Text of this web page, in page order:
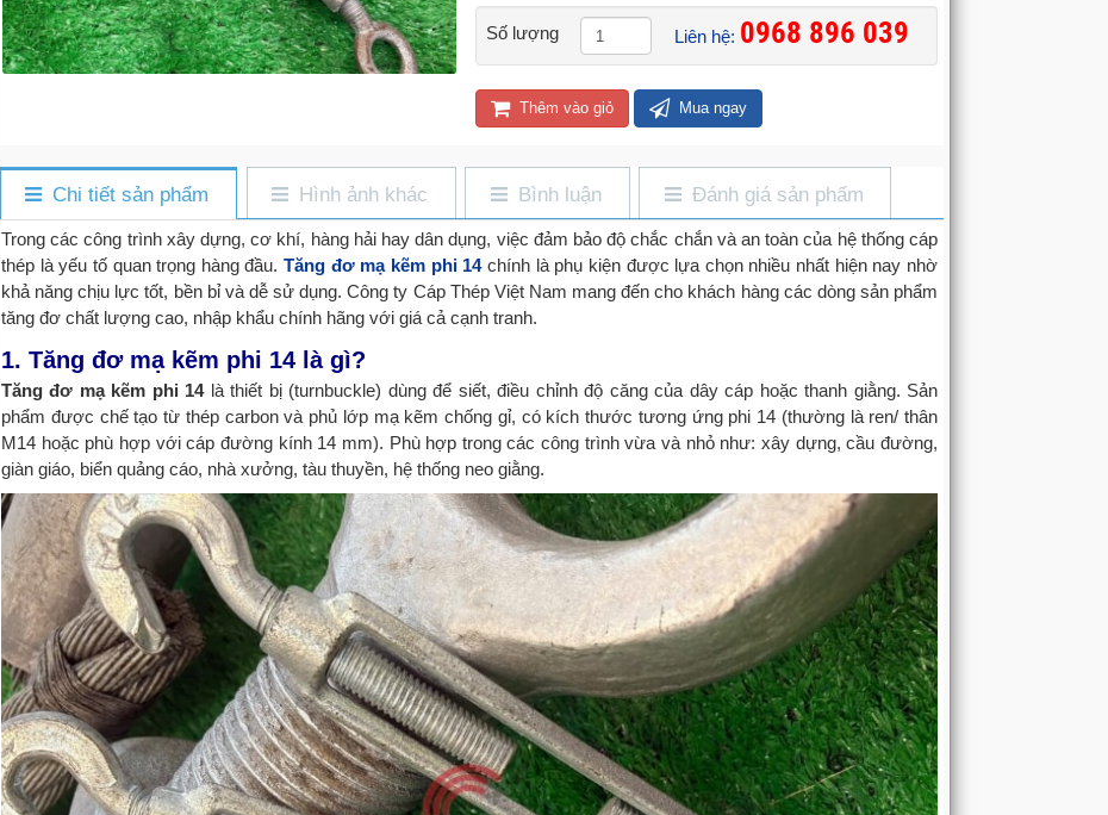
Số lượng Liên hệ: 0968 896 039
Thêm vào giỏ Mua ngay
Chi tiết sản phẩm Hình ảnh khác Bình luận Đánh giá sản phẩm
Trong các công trình xây dựng, cơ khí, hàng hải hay dân dụng, việc đảm bảo độ chắc chắn và an toàn của hệ thống cáp
thép là yếu tố quan trọng hàng đầu.Tăng đơ mạ kẽm phi 14chính là phụ kiện được lựa chọn nhiều nhất hiện nay nhờ
khả năng chịu lực tốt, bền bỉ và dễ sử dụng. Công ty Cáp Thép Việt Nam mang đến cho khách hàng các dòng sản phẩm
tăng đơ chất lượng cao, nhập khẩu chính hãng với giá cả cạnh tranh.
1. Tăng đơ mạ kẽm phi 14 là gì?
Tăng đơ mạ kẽm phi 14 là thiết bị (turnbuckle) dùng để siết, điều chỉnh độ căng của dây cáp hoặc thanh giằng. Sản
phẩm được chế tạo từ thép carbon và phủ lớp mạ kẽm chống gỉ, có kích thước tương ứng phi 14 (thường là ren/ thân
M14 hoặc phù hợp với cáp đường kính 14 mm). Phù hợp trong các công trình vừa và nhỏ như: xây dựng, cầu đường,
giàn giáo, biển quảng cáo, nhà xưởng, tàu thuyền, hệ thống neo giằng.